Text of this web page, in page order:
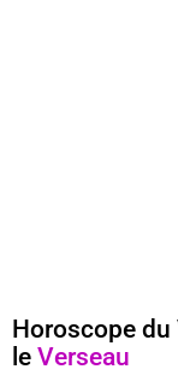
Horoscope
le Verseau